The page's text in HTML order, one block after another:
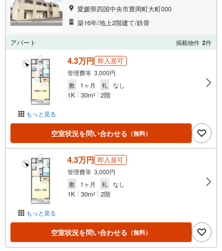
愛媛県四国中央市豊岡町大町000
築16年/地上2階建て/鉄骨
アパート 掲載物件 2件
もっと見る
4.3万円 即入居可
管理費等 3,000円
敷
1ヶ月 礼 なし
1K 30m2 2階
空室状況を問い合わせる （無料）
もっと見る
4.3万円 即入居可
管理費等 3,000円
敷
1ヶ月 礼 なし
1K 30m2 2階
空室状況を問い合わせる （無料）